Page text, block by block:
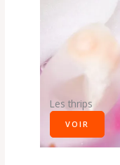
Les thrips
VOIR